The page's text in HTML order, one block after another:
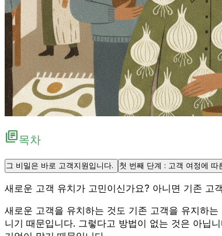
library_books목차
그 비밀은 바로 고객지원입니다. 첫 번째 단계 : 고객 여정에 따
새로운 고객 유치가 고민이신가요? 아니면 기존 고
새로운 고객을 유치하는 것도 기존 고객을 유지하
니기 때문입니다. 그렇다고 방법이 없는 것은 아닙